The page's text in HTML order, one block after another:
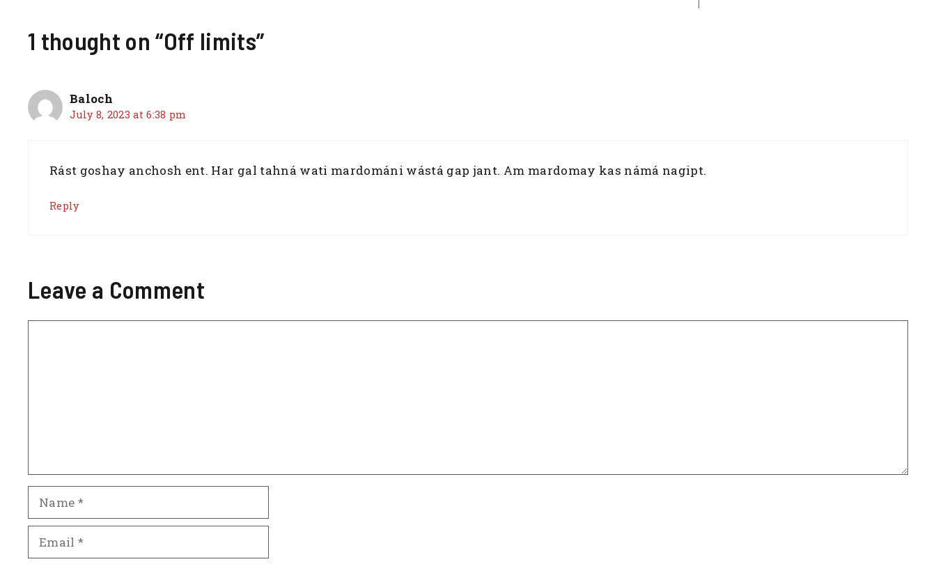
c
e
o
o
te
at
s
p
p
di
ai
l
te
re
ar
e
1 thought on “Off limits”
Baloch
July 8, 2023 at 6:38 pm
Rást goshay anchosh ent. Har gal tahná wati mardománi wástá gap jant. Am mardomay kas námá nagipt.
Reply
Leave a Comment